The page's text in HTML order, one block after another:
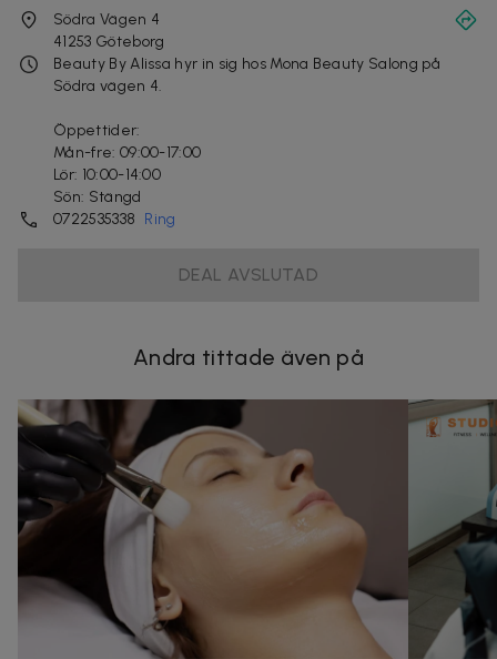
Södra Vägen 4
41253 Göteborg
Beauty By Alissa hyr in sig hos Mona Beauty Salong på
Södra vägen 4.
Öppettider:
Mån-fre: 09:00-17:00
Lör: 10:00-14:00
Sön: Stängd
0722535338 Ring
DEAL AVSLUTAD
Andra tittade även på